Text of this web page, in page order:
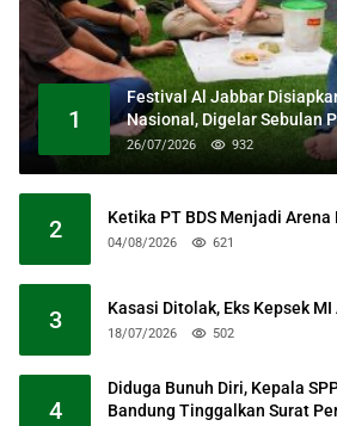
1
Festival Al Jabbar
Nasional, Digelar Sebulan
Masjid Raya Al Jabbar
26/07/2026 932
2 Ketika PT BDS Menjadi
04/08/2026 621
3 Kasasi Ditolak, Eks Kepsek
18/07/2026 502
4
Diduga Bunuh Diri, Kepala
Bandung Tinggalkan Surat